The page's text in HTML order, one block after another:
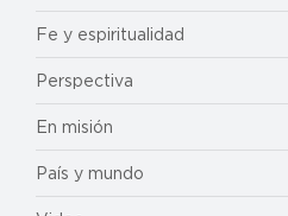
Fe y espiritualidad
Perspectiva
En misión
País y mundo